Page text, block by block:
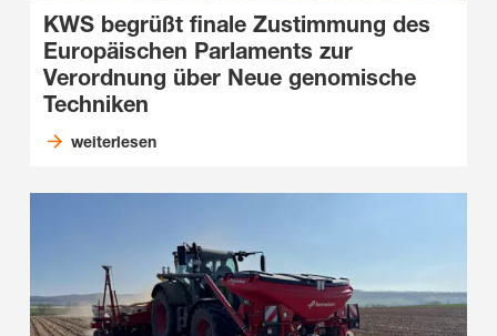
KWS begrüßt finale Zustimmung des
Europäischen Parlaments zur
Verordnung über Neue genomische
Techniken
weiterlesen